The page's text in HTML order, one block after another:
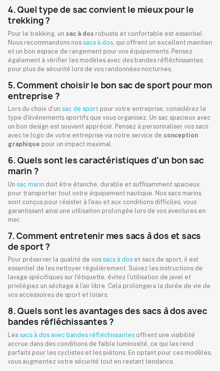
4. Quel type de sac convient le mieux pour le
trekking ?
Pour le trekking, un sac à dos robuste et confortable est essentiel.
Nous recommandons nos sacs à dos , qui offrent un excellent maintien
et un bon espace de rangement pour vos équipements. Pensez
également à vérifier les modèles avec des bandes réfléchissantes
pour plus de sécurité lors de vos randonnées nocturnes.
5. Comment choisir le bon sac de sport pour mon
entreprise ?
Lors du choix d'un sac de sport pour votre entreprise, considérez le
type d'événements sportifs que vous organisez. Un sac spacieux avec
un bon design est souvent apprécié. Pensez à personnaliser vos sacs
avec le logo de votre entreprise via notre service de conception
graphique pour un impact maximal.
6. Quels sont les caractéristiques d'un bon sac
marin ?
Un sac marin doit être étanche, durable et suffisamment spacieux
pour transporter tout votre équipement nautique. Nos sacs marins
sont conçus pour résister à l'eau et aux conditions difficiles, vous
garantissant ainsi une utilisation prolongée lors de vos aventures en
mer.
7. Comment entretenir mes sacs à dos et sacs
de sport ?
Pour préserver la qualité de vos sacs à dos et sacs de sport, il est
essentiel de les nettoyer régulièrement. Suivez les instructions de
lavage spécifiques sur l'étiquette, évitez l'utilisation de javel et
privilégiez un séchage à l'air libre. Cela prolongera la durée de vie de
vos accessoires de sport et loisirs.
8. Quels sont les avantages des sacs à dos avec
bandes réfléchissantes ?
Les sacs à dos avec bandes réfléchissantes offrent une visibilité
accrue dans des conditions de faible luminosité, ce qui les rend
parfaits pour les cyclistes et les piétons. En optant pour ces modèles,
vous augmentez votre sécurité tout en restant tendance.